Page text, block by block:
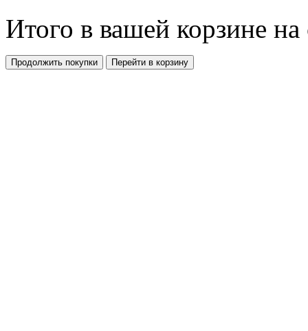
Итого в вашей корзине
Продолжить покупки Перейти в корзину